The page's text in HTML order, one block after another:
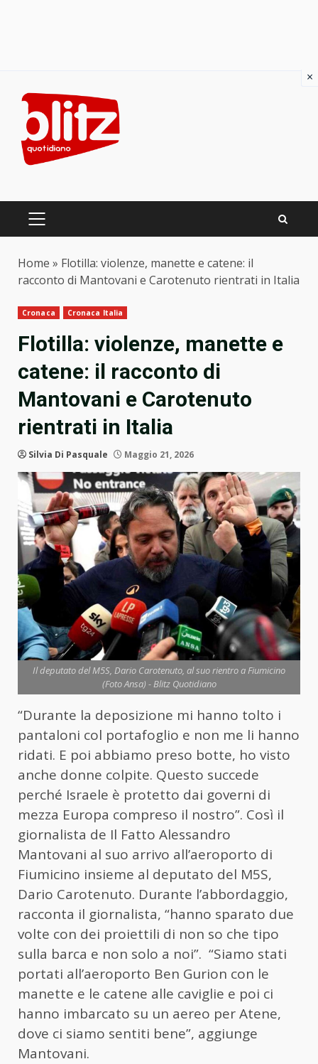
content
PRIMARY
Home » Flotilla: violenze, manette e catene: il
racconto di Mantovani e Carotenuto rientrati in Italia
Cronaca Cronaca Italia
Flotilla: violenze, manette e
catene: il racconto di
Mantovani e Carotenuto
rientrati in Italia
Silvia Di Pasquale Maggio 21, 2026
Il deputato del M5S, Dario Carotenuto, al suo rientro a Fiumicino
(Foto Ansa) - Blitz Quotidiano
“Durante la deposizione mi hanno tolto i
pantaloni col portafoglio e non me li hanno
ridati. E poi abbiamo preso botte, ho visto
anche donne colpite. Questo succede
perché Israele è protetto dai governi di
mezza Europa compreso il nostro”. Così il
giornalista de Il Fatto Alessandro
Mantovani al suo arrivo all’aeroporto di
Fiumicino insieme al deputato del M5S,
Dario Carotenuto. Durante l’abbordaggio,
racconta il giornalista, “hanno sparato due
volte con dei proiettili di non so che tipo
sulla barca e non solo a noi”. “Siamo stati
portati all’aeroporto Ben Gurion con le
manette e le catene alle caviglie e poi ci
hanno imbarcato su un aereo per Atene,
dove ci siamo sentiti bene”, aggiunge
Mantovani.
×